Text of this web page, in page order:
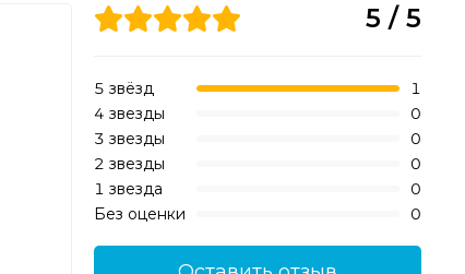
5 / 5
5 звёзд
1
4 звезды
0
3 звезды
0
2 звезды
0
1 звезда
0
Без оценки
0